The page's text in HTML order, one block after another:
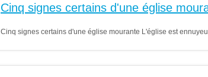
Cinq signes certains d'une église
Cinq signes certains d'une église mourante L'église est